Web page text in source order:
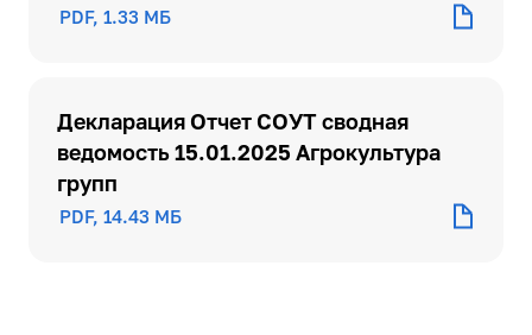
PDF, 1.33 МБ
Декларация Отчет СОУТ сводная
ведомость 15.01.2025 Агрокультура
групп
PDF, 14.43 МБ